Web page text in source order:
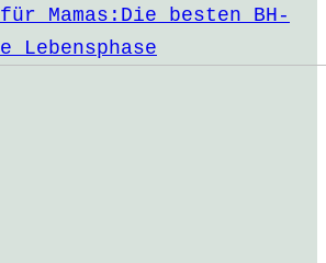
Mamas:Die besten BH-